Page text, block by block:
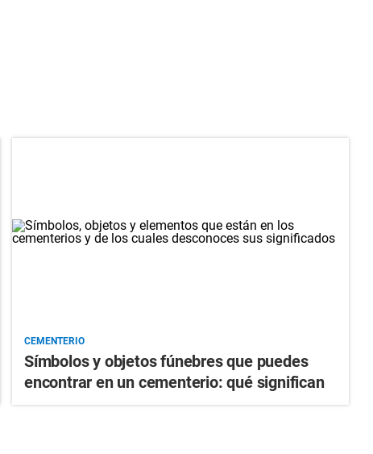
CEMENTERIO
Símbolos y objetos fúnebres que puedes
encontrar en un cementerio: qué significan